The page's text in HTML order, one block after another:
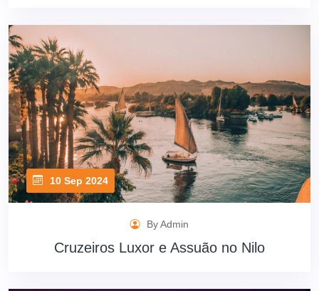
10 Sep 2024
By Admin
Cruzeiros Luxor e Assuão no Nilo